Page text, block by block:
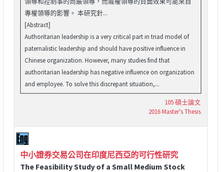
專權領導的影響。 本研究針...
[Abstract]
Authoritarian leadership is a very critical part in triad model of
paternalistic leadership and should have positive influence in
Chinese organization. However, many studies find that
authoritarian leadership has negative influence on organization
and employee. To solve this discrepant situation,...
105 碩士論文
2016 Master's Thesis
中小證券交易公司在印度尼西亞的可行性研究
The Feasibility Study of a Small Medium Stock